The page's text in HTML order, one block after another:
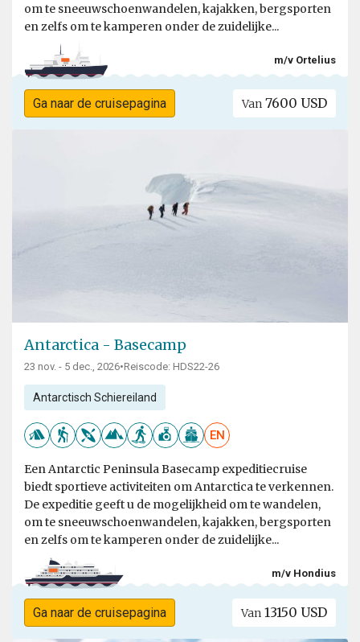
om te sneeuwschoenwandelen, kajakken, bergsporten
en zelfs om te kamperen onder de zuidelijke...
m/v Ortelius
Ga naar de cruisepagina Van 7600 USD
Antarctica - Basecamp
23 nov. - 5 dec., 2026•Reiscode: HDS22-26
Antarctisch Schiereiland
EN
Een Antarctic Peninsula Basecamp expeditiecruise
biedt sportieve activiteiten om Antarctica te verkennen.
De expeditie geeft u de mogelijkheid om te wandelen,
om te sneeuwschoenwandelen, kajakken, bergsporten
en zelfs om te kamperen onder de zuidelijke...
m/v Hondius
Ga naar de cruisepagina Van 13150 USD